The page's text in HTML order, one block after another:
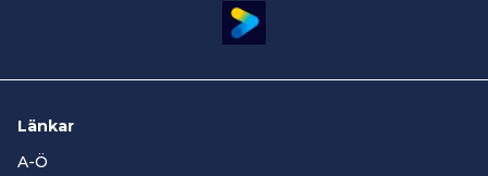
Länkar
A-Ö